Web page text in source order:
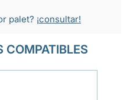
palet? ¡consultar!
COMPATIBLES